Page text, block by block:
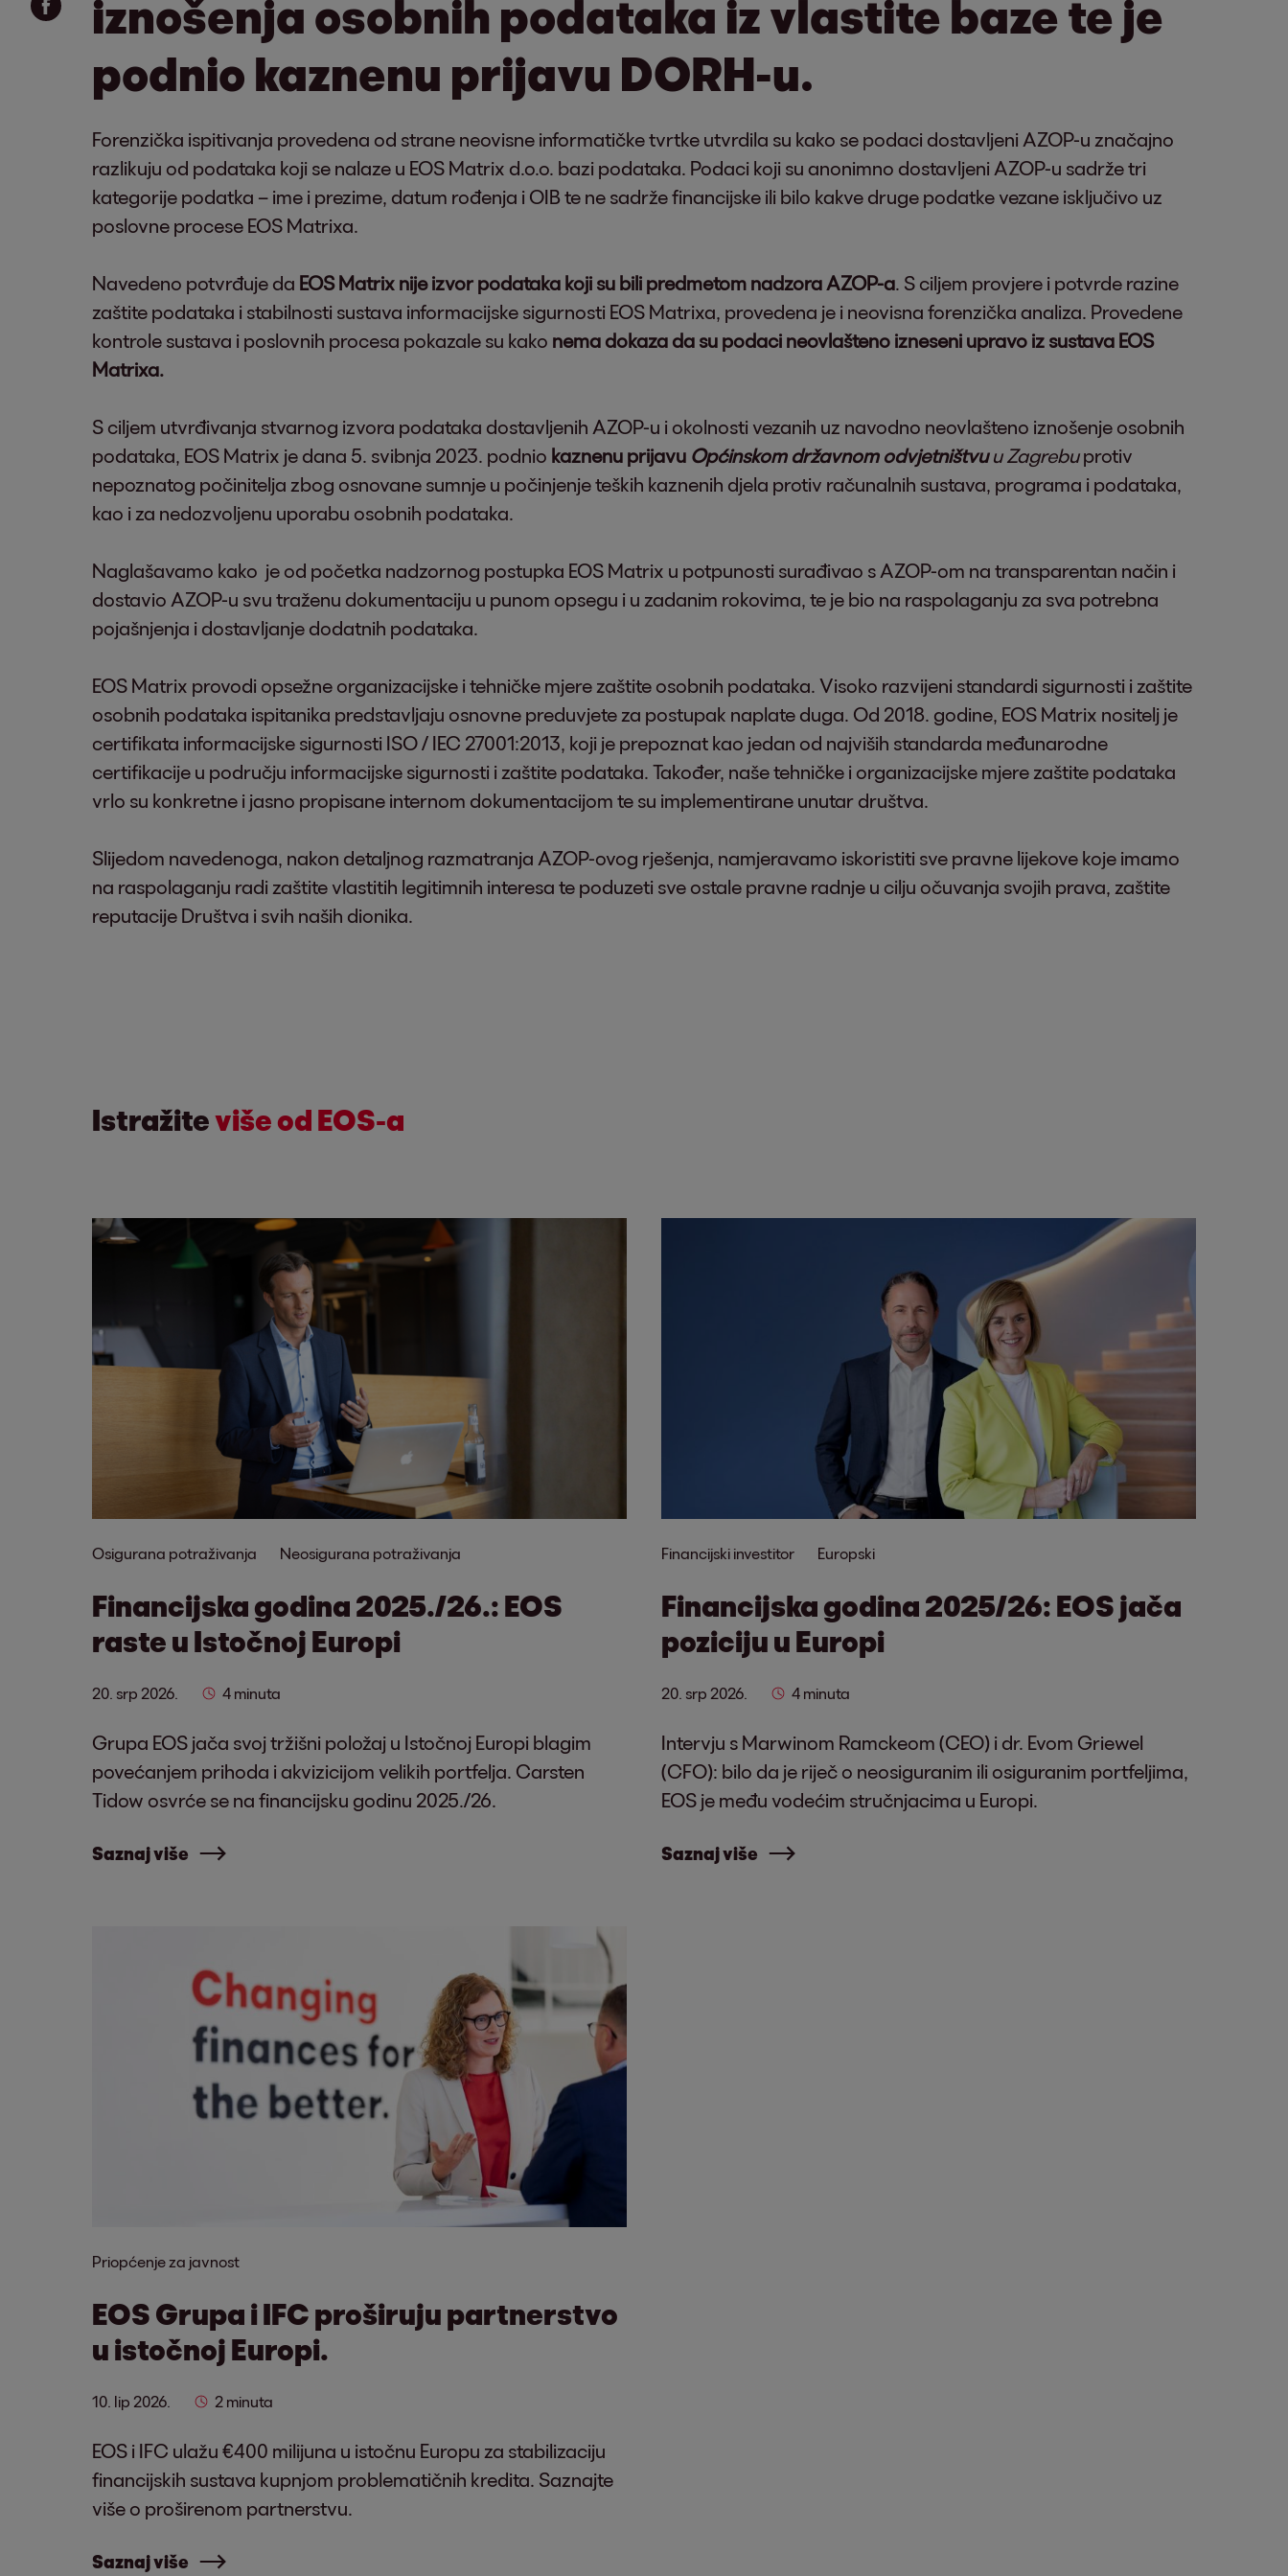
iznošenja osobnih podataka iz vlastite baze te je
podnio kaznenu prijavu DORH-u.
Forenzička ispitivanja provedena od strane neovisne informatičke tvrtke utvrdila su kako se podaci dostavljeni AZOP-u značajno
razlikuju od podataka koji se nalaze u EOS Matrix d.o.o. bazi podataka. Podaci koji su anonimno dostavljeni AZOP-u sadrže tri
kategorije podatka – ime i prezime, datum rođenja i OIB te ne sadrže financijske ili bilo kakve druge podatke vezane isključivo uz
poslovne procese EOS Matrixa.
Navedeno potvrđuje da EOS Matrix nije izvor podataka koji su bili predmetom nadzora AZOP-a. S ciljem provjere i potvrde razine
zaštite podataka i stabilnosti sustava informacijske sigurnosti EOS Matrixa, provedena je i neovisna forenzička analiza. Provedene
kontrole sustava i poslovnih procesa pokazale su kako nema dokaza da su podaci neovlašteno izneseni upravo iz sustava EOS
Matrixa.
S ciljem utvrđivanja stvarnog izvora podataka dostavljenih AZOP-u i okolnosti vezanih uz navodno neovlašteno iznošenje osobnih
podataka, EOS Matrix je dana 5. svibnja 2023. podnio kaznenu prijavu Općinskom državnom odvjetništvuu Zagrebuprotiv
nepoznatog počinitelja zbog osnovane sumnje u počinjenje teških kaznenih djela protiv računalnih sustava, programa i podataka,
kao i za nedozvoljenu uporabu osobnih podataka.
Naglašavamo kako je od početka nadzornog postupka EOS Matrix u potpunosti surađivao s AZOP-om na transparentan način i
dostavio AZOP-u svu traženu dokumentaciju u punom opsegu i u zadanim rokovima, te je bio na raspolaganju za sva potrebna
pojašnjenja i dostavljanje dodatnih podataka.
EOS Matrix provodi opsežne organizacijske i tehničke mjere zaštite osobnih podataka. Visoko razvijeni standardi sigurnosti i zaštite
osobnih podataka ispitanika predstavljaju osnovne preduvjete za postupak naplate duga. Od 2018. godine, EOS Matrix nositelj je
certifikata informacijske sigurnosti ISO / IEC 27001:2013, koji je prepoznat kao jedan od najviših standarda međunarodne
certifikacije u području informacijske sigurnosti i zaštite podataka. Također, naše tehničke i organizacijske mjere zaštite podataka
vrlo su konkretne i jasno propisane internom dokumentacijom te su implementirane unutar društva.
Slijedom navedenoga, nakon detaljnog razmatranja AZOP-ovog rješenja, namjeravamo iskoristiti sve pravne lijekove koje imamo
na raspolaganju radi zaštite vlastitih legitimnih interesa te poduzeti sve ostale pravne radnje u cilju očuvanja svojih prava, zaštite
reputacije Društva i svih naših dionika.
Istražiteviše od EOS-a
Osigurana potraživanja Neosigurana potraživanja
Financijska godina 2025./26.: EOS
raste u Istočnoj Europi
20. srp 2026. 4 minuta
Grupa EOS jača svoj tržišni položaj u Istočnoj Europi blagim
povećanjem prihoda i akvizicijom velikih portfelja. Carsten
Tidow osvrće se na financijsku godinu 2025./26.
Saznaj više
Financijski investitor Europski
Financijska godina 2025/26: EOS jača
poziciju u Europi
20. srp 2026. 4 minuta
Intervju s Marwinom Ramckeom (CEO) i dr. Evom Griewel
(CFO): bilo da je riječ o neosiguranim ili osiguranim portfeljima,
EOS je među vodećim stručnjacima u Europi.
Saznaj više
Priopćenje za javnost
EOS Grupa i IFC proširuju partnerstvo
u istočnoj Europi.
10. lip 2026. 2 minuta
EOS i IFC ulažu €400 milijuna u istočnu Europu za stabilizaciju
financijskih sustava kupnjom problematičnih kredita. Saznajte
više o proširenom partnerstvu.
Saznaj više